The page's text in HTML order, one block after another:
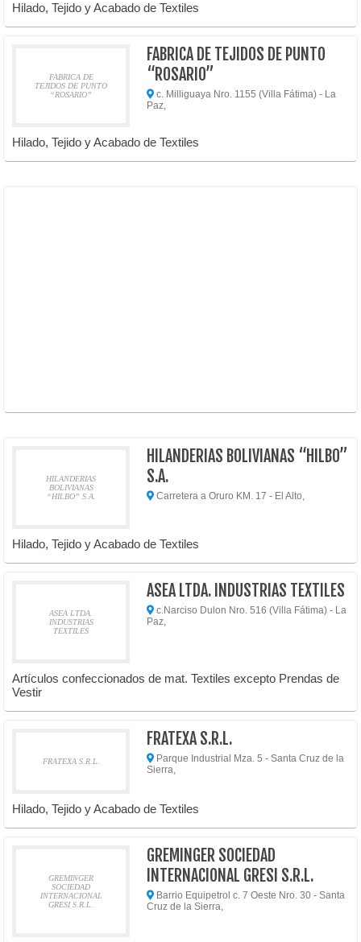
Hilado, Tejido y Acabado de Textiles
FABRICA DE
TEJIDOS DE PUNTO
“ROSARIO”
FABRICA DE TEJIDOS DE PUNTO
“ROSARIO”
c. Milliguaya Nro. 1155 (Villa Fátima) - La
Paz,
Hilado, Tejido y Acabado de Textiles
HILANDERIAS
BOLIVIANAS
“HILBO” S.A.
HILANDERIAS BOLIVIANAS “HILBO”
S.A.
Carretera a Oruro KM. 17 - El Alto,
Hilado, Tejido y Acabado de Textiles
ASEA LTDA.
INDUSTRIAS
TEXTILES
ASEA LTDA. INDUSTRIAS TEXTILES
c.Narciso Dulon Nro. 516 (Villa Fátima) - La
Paz,
Artículos confeccionados de mat. Textiles excepto Prendas de
Vestir
FRATEXA S.R.L.
FRATEXA S.R.L.
Parque Industrial Mza. 5 - Santa Cruz de la
Sierra,
Hilado, Tejido y Acabado de Textiles
GREMINGER
SOCIEDAD
INTERNACIONAL
GRESI S.R.L.
GREMINGER SOCIEDAD
INTERNACIONAL GRESI S.R.L.
Barrio Equipetrol c. 7 Oeste Nro. 30 - Santa
Cruz de la Sierra,